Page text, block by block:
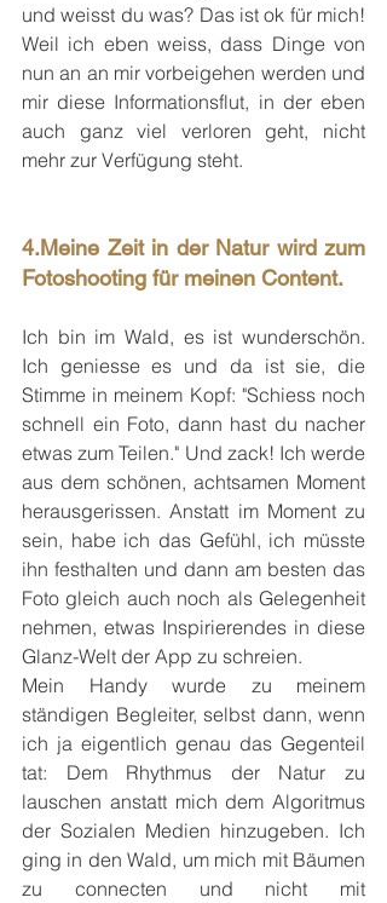
und weisst du was? Das ist ok für mich!
Weil ich eben weiss, dass Dinge von
nun an an mir vorbeigehen werden und
mir diese Informationsflut, in der eben
auch ganz viel verloren geht, nicht
mehr zur Verfügung steht.
4.Meine Zeit in der Natur wird zum
Fotoshooting für meinen Content.
Ich bin im Wald, es ist wunderschön.
Ich geniesse es und da ist sie, die
Stimme in meinem Kopf: "Schiess noch
schnell ein Foto, dann hast du nacher
etwas zum Teilen." Und zack! Ich werde
aus dem schönen, achtsamen Moment
herausgerissen. Anstatt im Moment zu
sein, habe ich das Gefühl, ich müsste
ihn festhalten und dann am besten das
Foto gleich auch noch als Gelegenheit
nehmen, etwas Inspirierendes in diese
Glanz-Welt der App zu schreien.
Mein Handy wurde zu meinem
ständigen Begleiter, selbst dann, wenn
ich ja eigentlich genau das Gegenteil
tat: Dem Rhythmus der Natur zu
lauschen anstatt mich dem Algoritmus
der Sozialen Medien hinzugeben. Ich
ging in den Wald, um mich mit Bäumen
zu connecten und nicht mit